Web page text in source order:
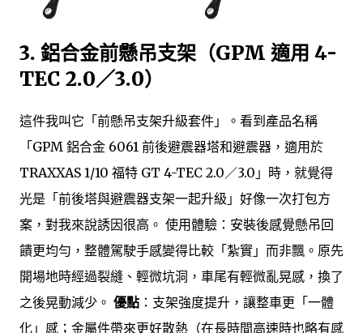
3. 鋁合金前懸吊支架（GPM 適用 4-
TEC 2.0／3.0）
這件我叫它「前懸吊支架升級套件」。看到產品名稱
「GPM 鋁合金 6061 前後避震器塔和避震器，適用於
TRAXXAS 1/10 福特 GT 4-TEC 2.0／3.0」時，就覺得
光是「前後塔與避震器支架一起升級」好像一次打包方
案，對我來說誘因很高。 使用體驗：安裝後感覺懸吊回
饋更均勻，整體駕駛手感變得比較「紮實」而非飄。原先
開場地時經過裂縫、輕微坑洞，車尾有輕微亂晃感，換了
之後晃動減少。 優點 ：支架強度提升，讓整車更「一體
化」感；金屬件帶來更好散熱（在長時間高速時也略有感